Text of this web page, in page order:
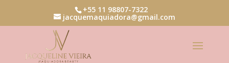
+55 11 98807-7322
jacquemaquiadora@gmail.com